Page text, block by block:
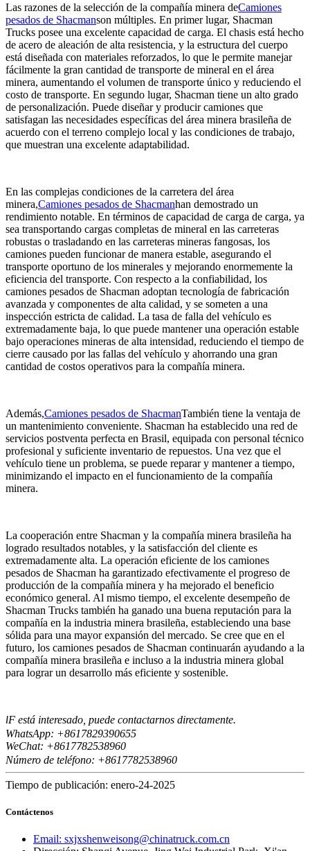
Las razones de la selección de la compañía minera deCamiones
pesados ​​de Shacmanson múltiples. En primer lugar, Shacman
Trucks posee una excelente capacidad de carga. El chasis está hecho
de acero de aleación de alta resistencia, y la estructura del cuerpo
está diseñada con materiales reforzados, lo que le permite manejar
fácilmente la gran cantidad de transporte de mineral en el área
minera, aumentando el volumen de transporte único y reduciendo el
costo de transporte. En segundo lugar, Shacman tiene un alto grado
de personalización. Puede diseñar y producir camiones que
satisfagan las necesidades específicas del área minera brasileña de
acuerdo con el terreno complejo local y las condiciones de trabajo,
que muestran una excelente adaptabilidad.
En las complejas condiciones de la carretera del área
minera,Camiones pesados ​​de Shacmanhan demostrado un
rendimiento notable. En términos de capacidad de carga de carga, ya
sea transportando cargas completas de mineral en las carreteras
robustas o trasladando en las carreteras mineras fangosas, los
camiones pueden funcionar de manera estable, asegurando el
transporte oportuno de los minerales y mejorando enormemente la
eficiencia del transporte. Con respecto a la confiabilidad, los
camiones pesados ​​de Shacman adoptan tecnología de fabricación
avanzada y componentes de alta calidad, y se someten a una
inspección estricta de calidad. La tasa de falla del vehículo es
extremadamente baja, lo que puede mantener una operación estable
bajo operaciones mineras de alta intensidad, reduciendo el tiempo de
cierre causado por las fallas del vehículo y ahorrando una gran
cantidad de costos operativos para la compañía minera.
Además,Camiones pesados ​​de ShacmanTambién tiene la ventaja de
un mantenimiento conveniente. Shacman ha establecido una red de
servicios postventa perfecta en Brasil, equipada con personal técnico
profesional y suficiente inventario de repuestos. Una vez que el
vehículo tiene un problema, se puede reparar y mantener a tiempo,
minimizando el impacto en el funcionamiento de la compañía
minera.
La cooperación entre Shacman y la compañía minera brasileña ha
logrado resultados notables, y la satisfacción del cliente es
extremadamente alta. La operación eficiente de los camiones
pesados ​​de Shacman ha garantizado efectivamente el progreso de
producción de la compañía minera y ha mejorado el beneficio
económico general. Al mismo tiempo, el excelente desempeño de
Shacman Trucks también ha ganado una buena reputación para la
compañía en la industria minera brasileña, estableciendo una base
sólida para una mayor expansión del mercado. Se cree que en el
futuro, los camiones pesados ​​de Shacman continuarán ayudando a la
compañía minera brasileña e incluso a la industria minera global
para lograr un desarrollo más eficiente y sostenible.
IF está interesado, puede contactarnos directamente.
WhatsApp: +8617829390655
WeChat: +8617782538960
Número de teléfono: +8617782538960
Tiempo de publicación: enero-24-2025
Contáctenos
Email: sxjxshenweisong@chinatruck.com.cn